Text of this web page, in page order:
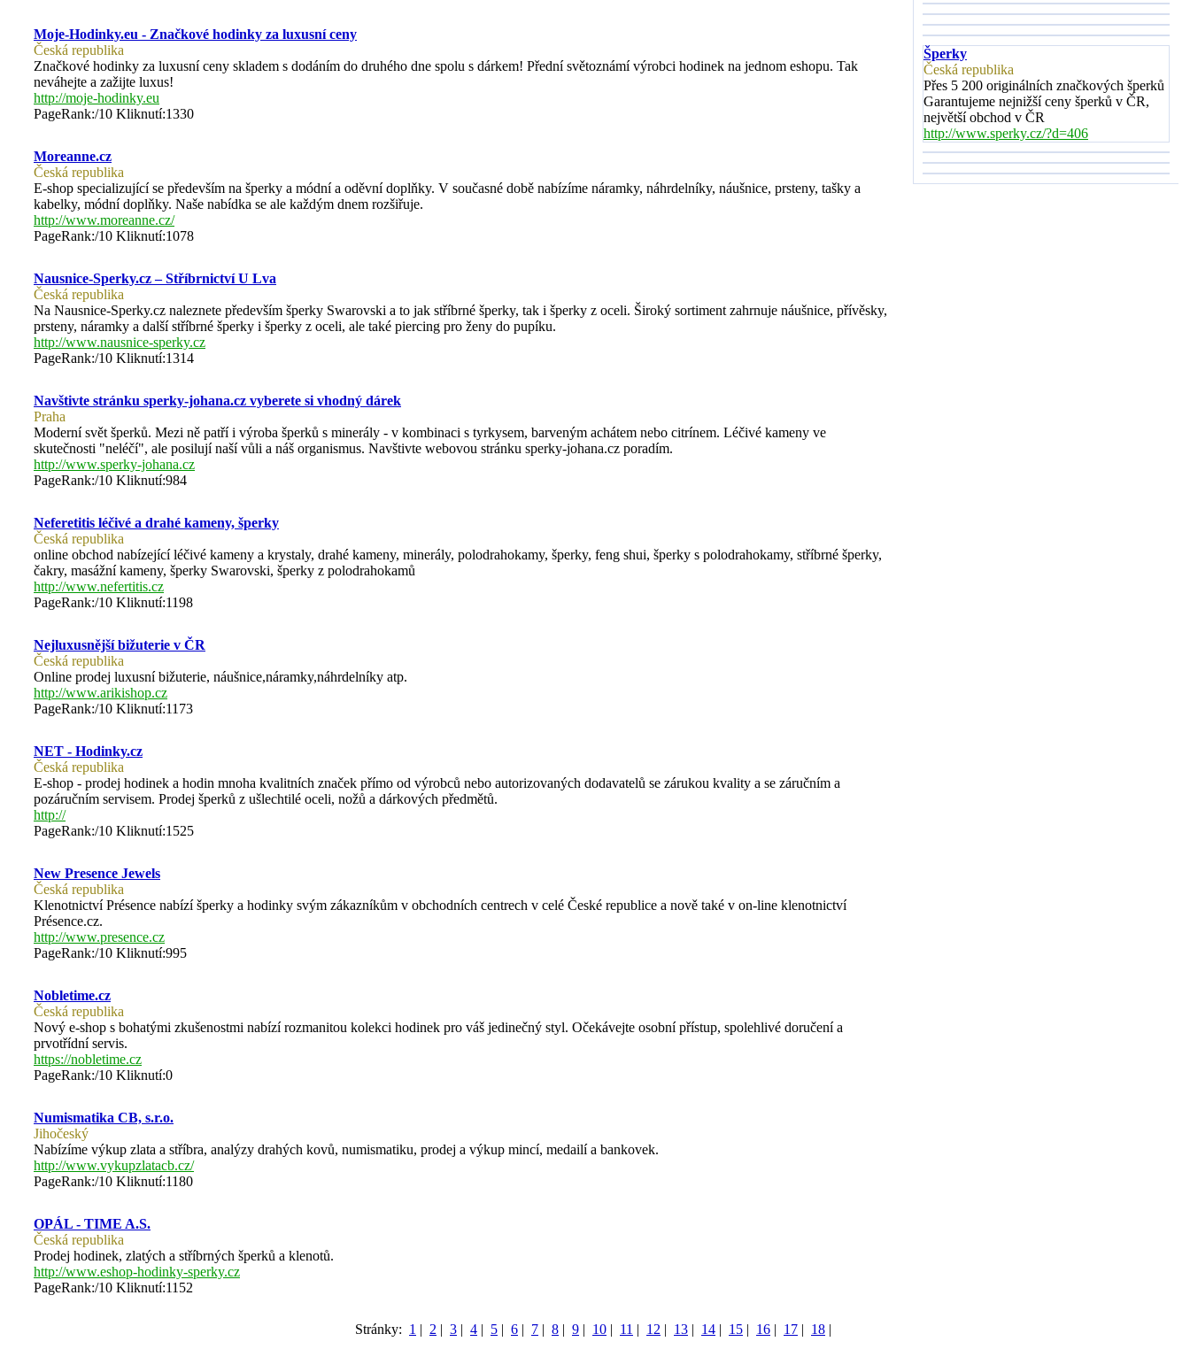
Moje-Hodinky.eu - Značkové hodinky za luxusní ceny
Česká republika
Značkové hodinky za luxusní ceny skladem s dodáním do druhého dne spolu s dárkem! Přední světoznámí výrobci hodinek na jednom eshopu. Tak
neváhejte a zažijte luxus!
http://moje-hodinky.eu
PageRank:/10 Kliknutí:1330
Moreanne.cz
Česká republika
E-shop specializující se především na šperky a módní a oděvní doplňky. V současné době nabízíme náramky, náhrdelníky, náušnice, prsteny, tašky a
kabelky, módní doplňky. Naše nabídka se ale každým dnem rozšiřuje.
http://www.moreanne.cz/
PageRank:/10 Kliknutí:1078
Nausnice-Sperky.cz – Stříbrnictví U Lva
Česká republika
Na Nausnice-Sperky.cz naleznete především šperky Swarovski a to jak stříbrné šperky, tak i šperky z oceli. Široký sortiment zahrnuje náušnice, přívěsky,
prsteny, náramky a další stříbrné šperky i šperky z oceli, ale také piercing pro ženy do pupíku.
http://www.nausnice-sperky.cz
PageRank:/10 Kliknutí:1314
Navštivte stránku sperky-johana.cz vyberete si vhodný dárek
Praha
Moderní svět šperků. Mezi ně patří i výroba šperků s minerály - v kombinaci s tyrkysem, barveným achátem nebo citrínem. Léčivé kameny ve
skutečnosti "neléčí", ale posilují naší vůli a náš organismus. Navštivte webovou stránku sperky-johana.cz poradím.
http://www.sperky-johana.cz
PageRank:/10 Kliknutí:984
Neferetitis léčivé a drahé kameny, šperky
Česká republika
online obchod nabízející léčivé kameny a krystaly, drahé kameny, minerály, polodrahokamy, šperky, feng shui, šperky s polodrahokamy, stříbrné šperky,
čakry, masážní kameny, šperky Swarovski, šperky z polodrahokamů
http://www.nefertitis.cz
PageRank:/10 Kliknutí:1198
Nejluxusnější bižuterie v ČR
Česká republika
Online prodej luxusní bižuterie, náušnice,náramky,náhrdelníky atp.
http://www.arikishop.cz
PageRank:/10 Kliknutí:1173
NET - Hodinky.cz
Česká republika
E-shop - prodej hodinek a hodin mnoha kvalitních značek přímo od výrobců nebo autorizovaných dodavatelů se zárukou kvality a se záručním a
pozáručním servisem. Prodej šperků z ušlechtilé oceli, nožů a dárkových předmětů.
http://
PageRank:/10 Kliknutí:1525
New Presence Jewels
Česká republika
Klenotnictví Présence nabízí šperky a hodinky svým zákazníkům v obchodních centrech v celé České republice a nově také v on-line klenotnictví
Présence.cz.
http://www.presence.cz
PageRank:/10 Kliknutí:995
Nobletime.cz
Česká republika
Nový e-shop s bohatými zkušenostmi nabízí rozmanitou kolekci hodinek pro váš jedinečný styl. Očekávejte osobní přístup, spolehlivé doručení a
prvotřídní servis.
https://nobletime.cz
PageRank:/10 Kliknutí:0
Numismatika CB, s.r.o.
Jihočeský
Nabízíme výkup zlata a stříbra, analýzy drahých kovů, numismatiku, prodej a výkup mincí, medailí a bankovek.
http://www.vykupzlatacb.cz/
PageRank:/10 Kliknutí:1180
OPÁL - TIME A.S.
Česká republika
Prodej hodinek, zlatých a stříbrných šperků a klenotů.
http://www.eshop-hodinky-sperky.cz
PageRank:/10 Kliknutí:1152
Šperky
Česká republika
Přes 5 200 originálních značkových šperků
Garantujeme nejnižší ceny šperků v ČR,
největší obchod v ČR
http://www.sperky.cz/?d=406
Stránky: 1 | 2 | 3 | 4 | 5 | 6 | 7 | 8 | 9 | 10 | 11 | 12 | 13 | 14 | 15 | 16 | 17 | 18 |